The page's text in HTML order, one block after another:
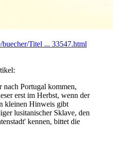
Titel ... 33547.html
Portugal kommen,
erst im Herbst, wenn der
kleinen Hinweis gibt
lusitanischer Sklave, den
kennen, bittet die